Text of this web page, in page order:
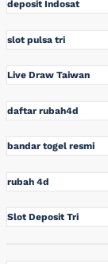
deposit Indosat
slot pulsa tri
Live Draw Taiwan
daftar rubah4d
bandar togel resmi
rubah 4d
Slot Deposit Tri